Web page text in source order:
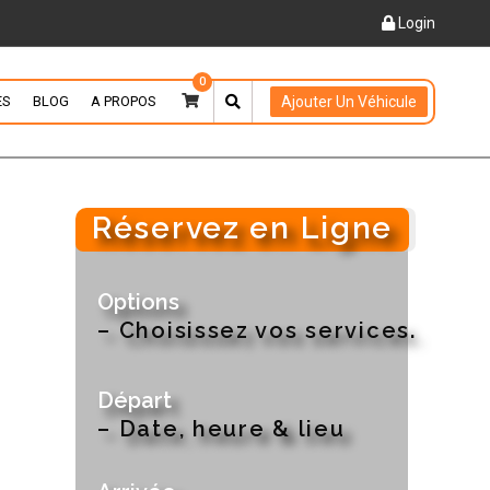
Login
BLOG A PROPOS
0
Ajouter Un Véhicule
Départ
– Date, heure & lieu
Réservez en Ligne
Options
– Choisissez vos services.